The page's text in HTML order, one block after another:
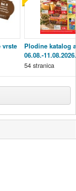
vrste
Plodine katalog
06.08.-11.08.2026.
54 stranica